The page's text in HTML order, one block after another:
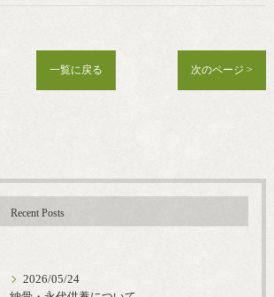
一覧に戻る 次のページ >
Recent Posts
2026/05/24